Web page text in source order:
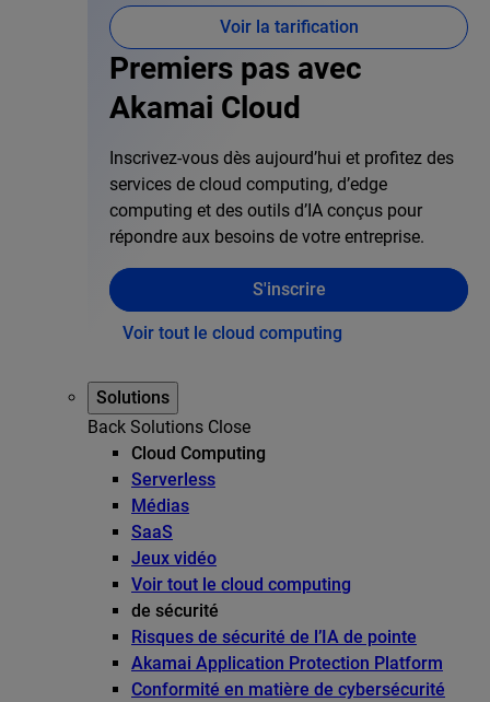
Voir la tarification
Premiers pas avec
Akamai Cloud
Inscrivez-vous dès aujourd’hui et profitez des
services de cloud computing, d’edge
computing et des outils d’IA conçus pour
répondre aux besoins de votre entreprise.
S'inscrire
Voir tout le cloud computing
Solutions
Back Solutions Close
Cloud Computing
Serverless
Médias
SaaS
Jeux vidéo
Voir tout le cloud computing
de sécurité
Risques de sécurité de l’IA de pointe
Akamai Application Protection Platform
Conformité en matière de cybersécurité